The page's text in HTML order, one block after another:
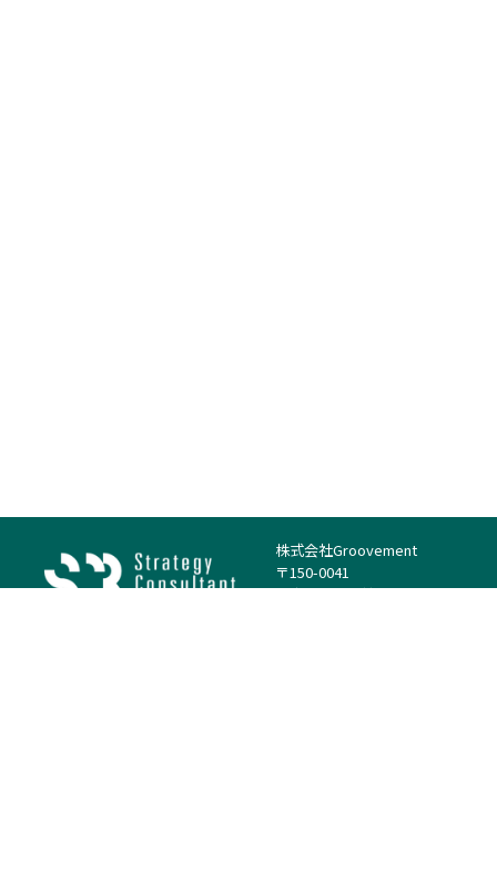
株式会社Groovement
〒150-0041
東京都渋谷区神南1丁目23−14